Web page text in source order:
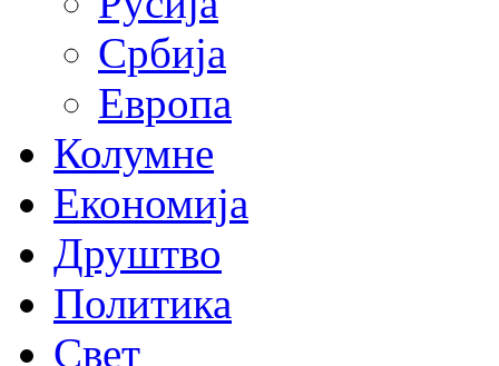
Србија
Европа
Колумне
Економија
Друштво
Политика
Свет